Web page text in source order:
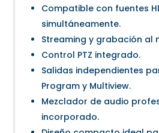
Compatible con fuentes
simultáneamente.
Streaming y grabación al
Control PTZ integrado.
Salidas independientes
Program y Multiview.
Mezclador de audio
incorporado.